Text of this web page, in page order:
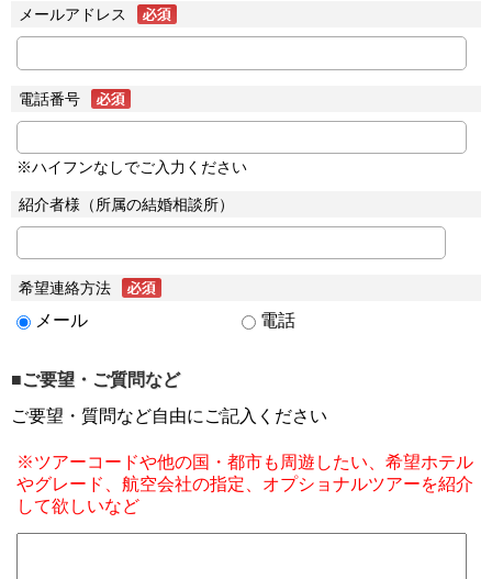
メールアドレス
電話番号
※ハイフンなしでご入力ください
紹介者様（所属の結婚相談所）
希望連絡方法
メール 電話
■ご要望・ご質問など
ご要望・質問など自由にご記入ください
※ツアーコードや他の国・都市も周遊したい、希望ホテル
やグレード、航空会社の指定、オプショナルツアーを紹介
して欲しいなど